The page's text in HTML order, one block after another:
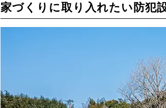
家づくりに取り入れたい防犯